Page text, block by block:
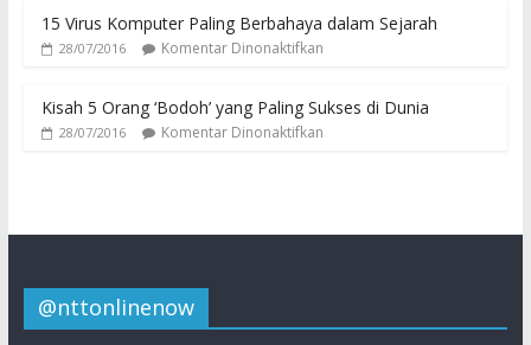
15 Virus Komputer Paling Berbahaya dalam Sejarah
28/07/2016 Komentar Dinonaktifkan
Kisah 5 Orang ‘Bodoh’ yang Paling Sukses di Dunia
28/07/2016 Komentar Dinonaktifkan
@nttonlinenow